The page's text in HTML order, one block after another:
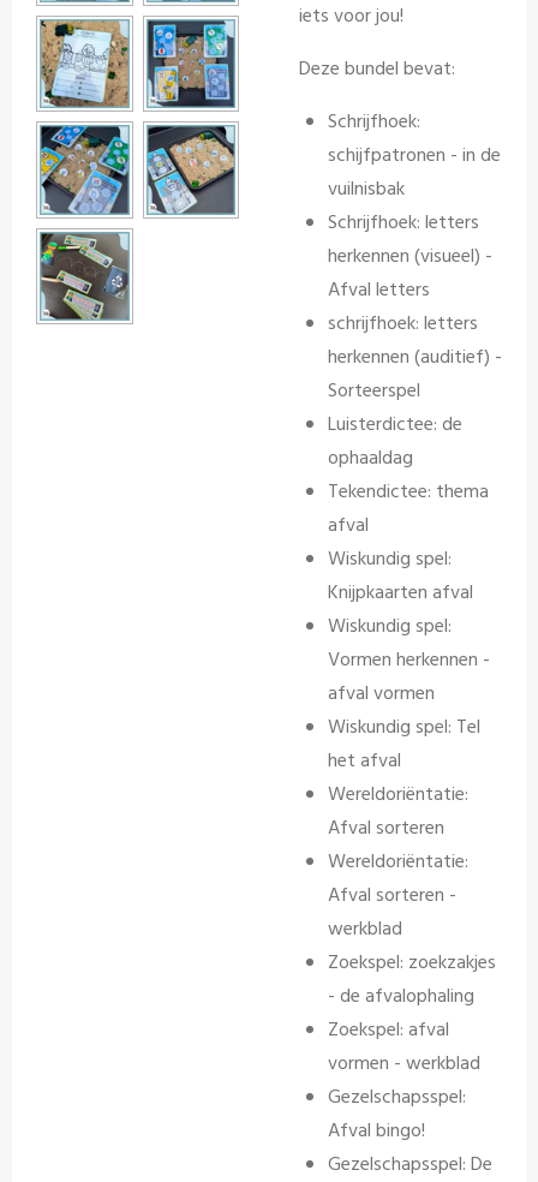
iets voor jou!
Deze bundel bevat:
Schrijfhoek:
schijfpatronen - in de
vuilnisbak
Schrijfhoek: letters
herkennen (visueel) -
Afval letters
schrijfhoek: letters
herkennen (auditief) -
Sorteerspel
Luisterdictee: de
ophaaldag
Tekendictee: thema
afval
Wiskundig spel:
Knijpkaarten afval
Wiskundig spel:
Vormen herkennen -
afval vormen
Wiskundig spel: Tel
het afval
Wereldoriëntatie:
Afval sorteren
Wereldoriëntatie:
Afval sorteren -
werkblad
Zoekspel: zoekzakjes
- de afvalophaling
Zoekspel: afval
vormen - werkblad
Gezelschapsspel:
Afval bingo!
Gezelschapsspel: De